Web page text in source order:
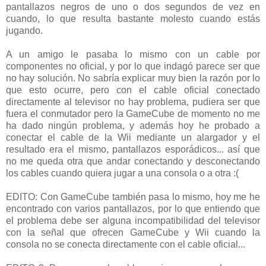
pantallazos negros de uno o dos segundos de vez en
cuando, lo que resulta bastante molesto cuando estás
jugando.
A un amigo le pasaba lo mismo con un cable por
componentes no oficial, y por lo que indagó parece ser que
no hay solución. No sabría explicar muy bien la razón por lo
que esto ocurre, pero con el cable oficial conectado
directamente al televisor no hay problema, pudiera ser que
fuera el conmutador pero la GameCube de momento no me
ha dado ningún problema, y además hoy he probado a
conectar el cable de la Wii mediante un alargador y el
resultado era el mismo, pantallazos esporádicos... así que
no me queda otra que andar conectando y desconectando
los cables cuando quiera jugar a una consola o a otra :(
EDITO: Con GameCube también pasa lo mismo, hoy me he
encontrado con varios pantallazos, por lo que entiendo que
el problema debe ser alguna incompatibilidad del televisor
con la señal que ofrecen GameCube y Wii cuando la
consola no se conecta directamente con el cable oficial...